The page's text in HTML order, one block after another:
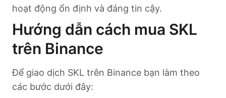
hoạt động ổn định và đáng tin cậy.
Hướng dẫn cách mua SKL
trên Binance
Để giao dịch SKL trên Binance bạn làm theo
các bước dưới đây: